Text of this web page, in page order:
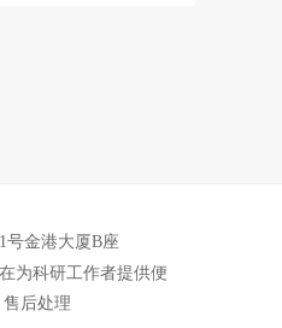
号金港大厦B座
为科研工作者提供便
后处理